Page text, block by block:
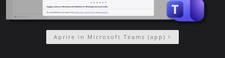
Aprire in Microsoft Teams (app)